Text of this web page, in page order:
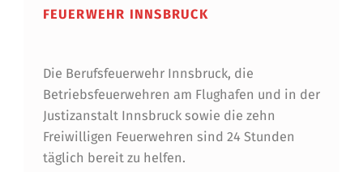
FEUERWEHR INNSBRUCK
Die Berufsfeuerwehr Innsbruck, die
Betriebsfeuerwehren am Flughafen und in der
Justizanstalt Innsbruck sowie die zehn
Freiwilligen Feuerwehren sind 24 Stunden
täglich bereit zu helfen.